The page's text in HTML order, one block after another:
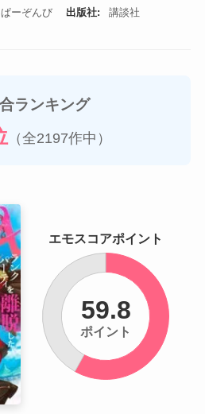
ーぞんび 出版社:
講談社
ランキング
（全2197作中）
エモスコアポイント
59.8
ポイント